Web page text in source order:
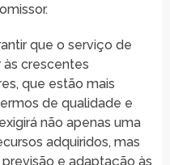
que o serviço de
crescentes
que estão mais
de qualidade e
não apenas uma
adquiridos, mas
e adaptação às